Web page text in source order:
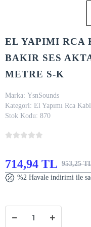
EL YAPIMI RCA
BAKIR SES
METRE S-K
Marka: YsnSounds
Kategori: El Yapımı Rca
Stok Kodu: 870
714,94 TL 953,25
%2 Havale indirimi ile